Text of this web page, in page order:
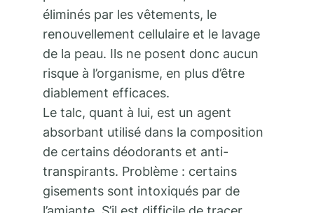
éliminés par les vêtements, le
renouvellement cellulaire et le lavage
de la peau. Ils ne posent donc aucun
risque à l’organisme, en plus d’être
diablement efficaces.
Le talc, quant à lui, est un agent
absorbant utilisé dans la composition
de certains déodorants et anti-
transpirants. Problème : certains
gisements sont intoxiqués par de